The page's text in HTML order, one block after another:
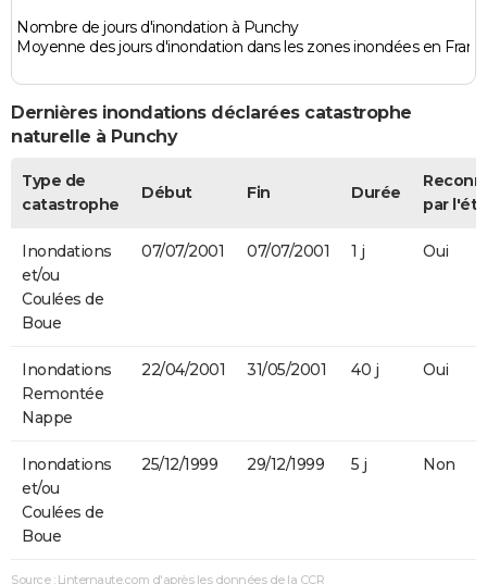
Nombre de jours d'inondation à Punchy
Moyenne des jours d'inondation dans les zones inondées en
Dernières inondations déclarées catastrophe
naturelle à Punchy
Type de
catastrophe
Début Fin Durée
par
Inondations
et/ou
Coulées de
Boue
07/07/2001 07/07/2001 1 j Oui
Inondations
Remontée
Nappe
22/04/2001 31/05/2001 40 j Oui
Inondations
et/ou
Coulées de
Boue
25/12/1999 29/12/1999 5 j Non
Source : Linternaute.com d'après les données de la CCR